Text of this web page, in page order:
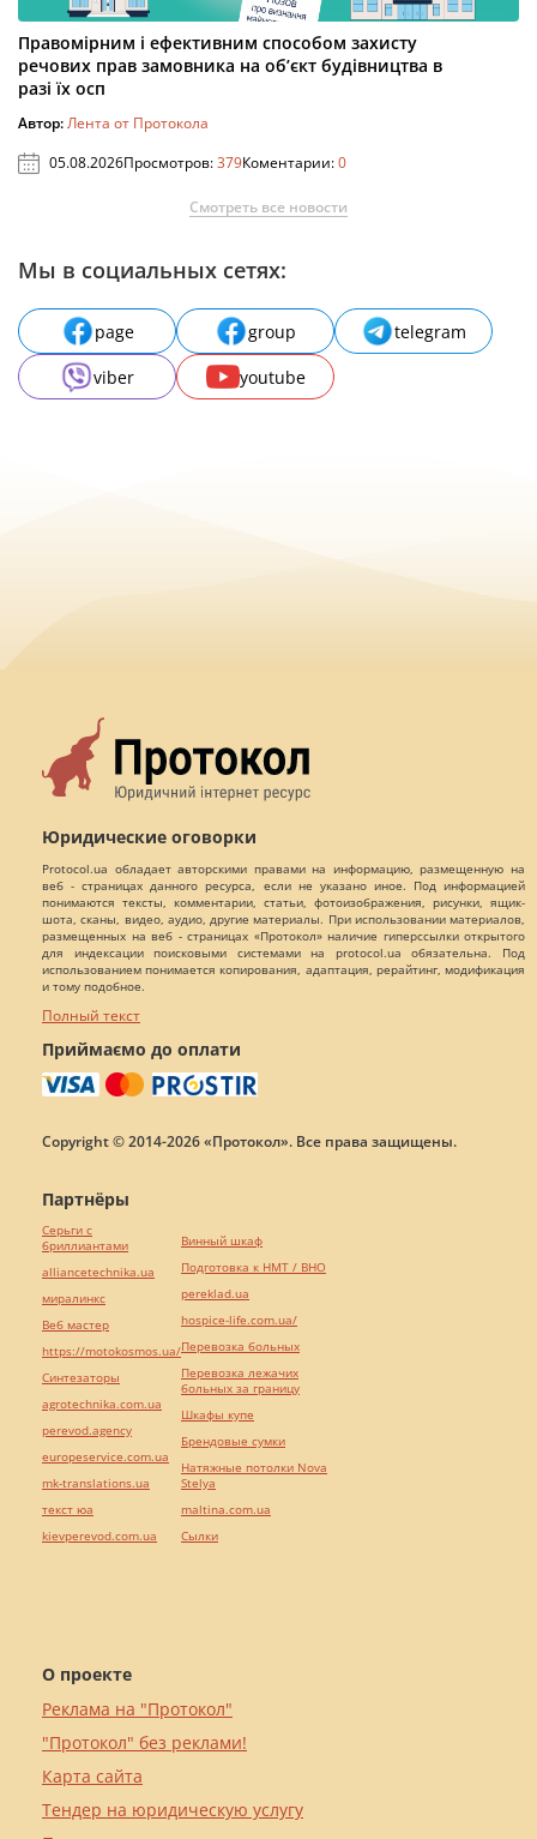
Правомірним і ефективним способом захисту
речових прав замовника на об’єкт будівництва в
разі їх осп
Автор:Лента от Протокола
05.08.2026Просмотров:379Коментарии:0
Смотреть все новости
Мы в социальных сетях:
page group
telegram
viber
youtube
Юридические оговорки
Protocol.ua обладает авторскими правами на информацию, размещенную на
веб - страницах данного ресурса, если не указано иное. Под информацией
понимаются тексты, комментарии, статьи, фотоизображения, рисунки, ящик-
шота, сканы, видео, аудио, другие материалы. При использовании материалов,
размещенных на веб - страницах «Протокол» наличие гиперссылки открытого
для индексации поисковыми системами на protocol.ua обязательна. Под
использованием понимается копирования, адаптация, рерайтинг, модификация
и тому подобное.
Полный текст
Приймаємо до оплати
Copyright © 2014-2026 «Протокол». Все права защищены.
О проекте
Реклама на "Протокол"
"Протокол" без реклами!
Карта сайта
Тендер на юридическую услугу
Партнёры
Серьги с
бриллиантами
alliancetechnika.ua
миралинкс
Веб мастер
https://motokosmos.ua/
Синтезаторы
agrotechnika.com.ua
perevod.agency
europeservice.com.ua
mk-translations.ua
текст юа
kievperevod.com.ua
Винный шкаф
Подготовка к НМТ / ВНО
pereklad.ua
hospice-life.com.ua/
Перевозка больных
Перевозка лежачих
больных за границу
Шкафы купе
Брендовые сумки
Натяжные потолки Nova
Stelya
maltina.com.ua
Cылки